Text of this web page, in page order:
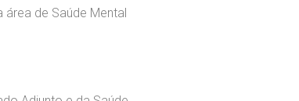
área de Saúde Mental